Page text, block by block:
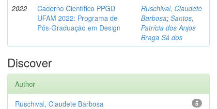
2022
Caderno Científico PPGD
UFAM 2022: Programa de
Pós-Graduação em Design
Ruschival, Claudete
Barbosa; Santos,
Patrícia dos Anjos
Braga Sá dos
Discover
Author
5
Ruschival, Claudete Barbosa